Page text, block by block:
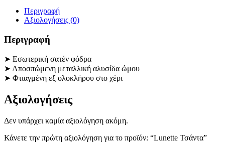
Περιγραφή
Αξιολογήσεις (0)
Περιγραφή
➤ Εσωτερική σατέν φόδρα
➤ Αποσπώμενη μεταλλική αλυσίδα ώμου
➤ Φτιαγμένη εξ ολοκλήρου στο χέρι
Αξιολογήσεις
Δεν υπάρχει καμία αξιολόγηση ακόμη.
Κάνετε την πρώτη αξιολόγηση για το προϊόν: “Lunette Τσάντα”